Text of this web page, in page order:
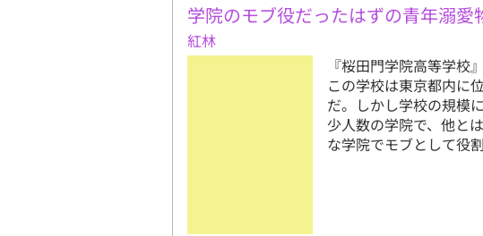
学院のモブ役だったはずの青年溺愛
紅林
『桜田門学院高等学校
この学校は東京都内に
だ。しかし学校の規模
少人数の学院で、他と
な学院でモブとして役